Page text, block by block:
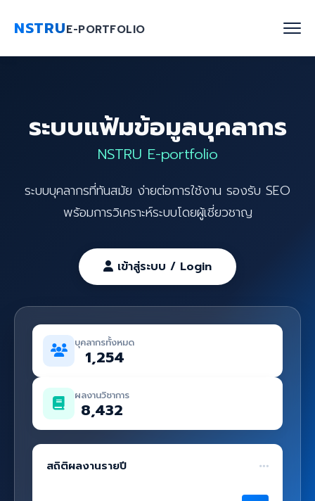
NSTRUE-PORTFOLIO
ค้นหาบุคลากร
งานวิจัย
เกี่ยวกับเรา
ติดต่อเรา
ระบบแฟ้มข้อมูลบุคลากร
NSTRU E-portfolio
ระบบบุคลากรที่ทันสมัย ง่ายต่อการใช้งาน รองรับ SEO
พร้อมการวิเคราะห์ระบบโดยผู้เชี่ยวชาญ
เข้าสู่ระบบ / Login
บุคลากรทั้งหมด
1,254
ผลงานวิชาการ
8,432
สถิติผลงานรายปี